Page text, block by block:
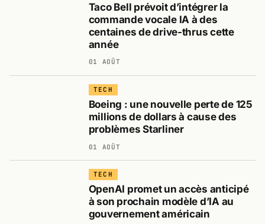
Taco Bell prévoit d’intégrer la
commande vocale IA à des
centaines de drive-thrus cette
année
01 AOÛT
TECH
Boeing : une nouvelle perte de 125
millions de dollars à cause des
problèmes Starliner
01 AOÛT
TECH
OpenAI promet un accès anticipé
à son prochain modèle d’IA au
gouvernement américain